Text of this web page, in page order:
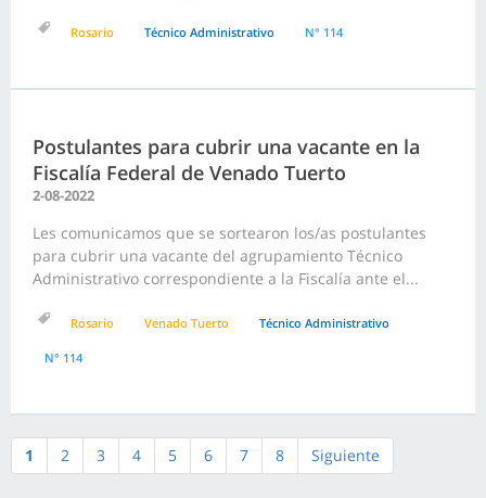
Rosario Técnico Administrativo N° 114
Postulantes para cubrir una vacante en la
Fiscalía Federal de Venado Tuerto
2-08-2022
Les comunicamos que se sortearon los/as postulantes
para cubrir una vacante del agrupamiento Técnico
Administrativo correspondiente a la Fiscalía ante el...
Rosario Venado Tuerto Técnico Administrativo
N° 114
1 2 3 4 5 6 7 8 Siguiente